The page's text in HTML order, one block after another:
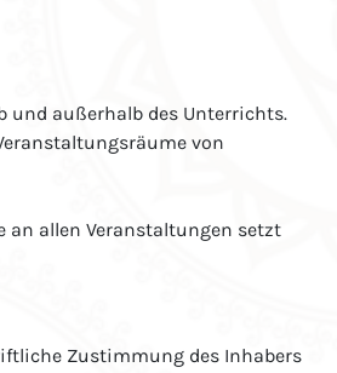
und außerhalb des Unterrichts.
von
an allen Veranstaltungen setzt
Zustimmung des Inhabers